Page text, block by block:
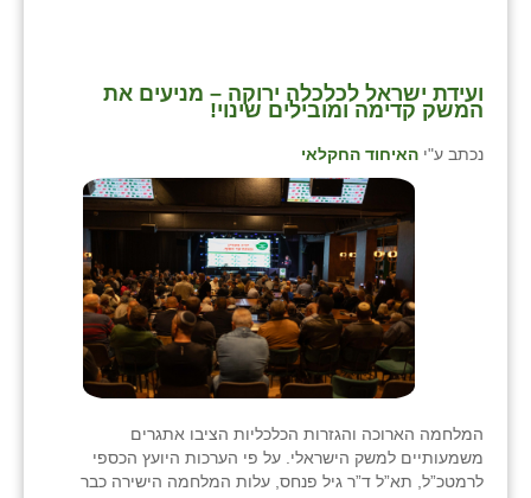
ועידת ישראל לכלכלה ירוקה – מניעים את
המשק קדימה ומובילים שינוי!
נכתב ע"י האיחוד החקלאי
המלחמה הארוכה והגזרות הכלכליות הציבו אתגרים
משמעותיים למשק הישראלי. על פי הערכות היועץ הכספי
לרמטכ”ל, תא”ל ד”ר גיל פנחס, עלות המלחמה הישירה כבר